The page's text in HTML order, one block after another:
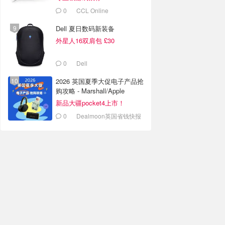
0 CCL Online
Dell 夏日数码新装备
外星人16双肩包 £30
0 Dell
2026 英国夏季大促电子产品抢
购攻略 - Marshall/Apple
新品大疆pocket4上市！
0 Dealmoon英国省钱快报